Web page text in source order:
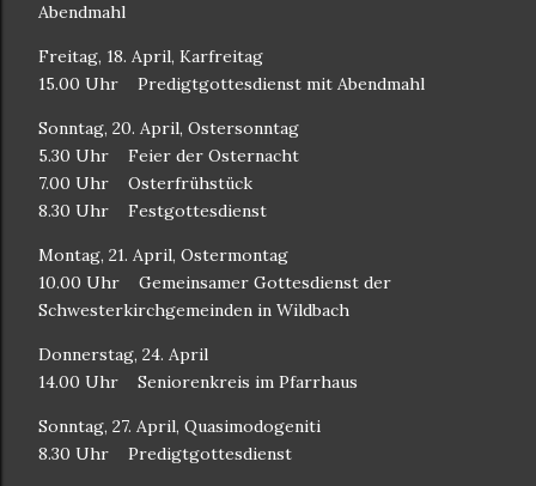
Abendmahl
Freitag, 18. April, Karfreitag
15.00 Uhr
Predigtgottesdienst mit Abendmahl
Sonntag, 20. April, Ostersonntag
5.30 Uhr
Feier der Osternacht
7.00 Uhr
Osterfrühstück
8.30 Uhr
Festgottesdienst
Montag, 21. April, Ostermontag
10.00 Uhr
Gemeinsamer Gottesdienst der
Schwesterkirchgemeinden in Wildbach
Donnerstag, 24. April
14.00 Uhr
Seniorenkreis im Pfarrhaus
Sonntag, 27. April, Quasimodogeniti
8.30 Uhr
Predigtgottesdienst